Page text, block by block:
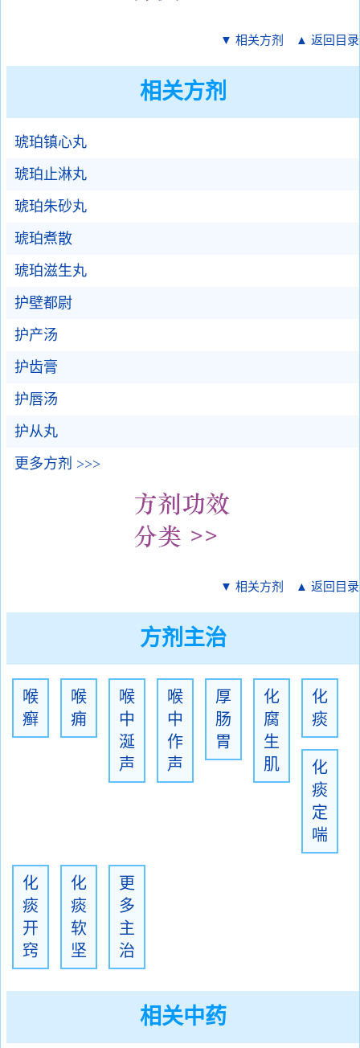
▼ 相关方剂 ▲ 返回目录
相关方剂
琥珀镇心丸
琥珀止淋丸
琥珀朱砂丸
琥珀煮散
琥珀滋生丸
护壁都尉
护产汤
护齿膏
护唇汤
护从丸
更多方剂 >>>
▼ 相关方剂 ▲ 返回目录
方剂主治
喉
癣
喉
痈
喉
中
涎
声
喉
中
作
声
厚
肠
胃
化
腐
生
肌
化
痰
化
痰
定
喘
化
痰
开
窍
化
痰
软
坚
更
多
主
治
相关中药